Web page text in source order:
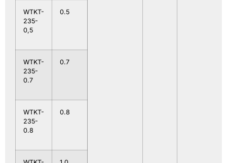
WTKT-
235-
0,5
0.5
WTKT-
235-
0.7
0.7
WTKT-
235-
0.8
0.8